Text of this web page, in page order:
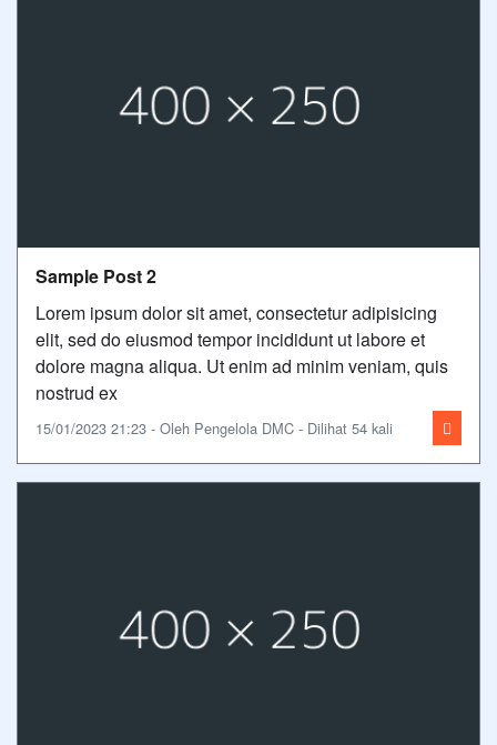
Sample Post 2
Lorem ipsum dolor sit amet, consectetur adipisicing
elit, sed do eiusmod tempor incididunt ut labore et
dolore magna aliqua. Ut enim ad minim veniam, quis
nostrud ex
15/01/2023 21:23 - Oleh Pengelola DMC - Dilihat 54 kali